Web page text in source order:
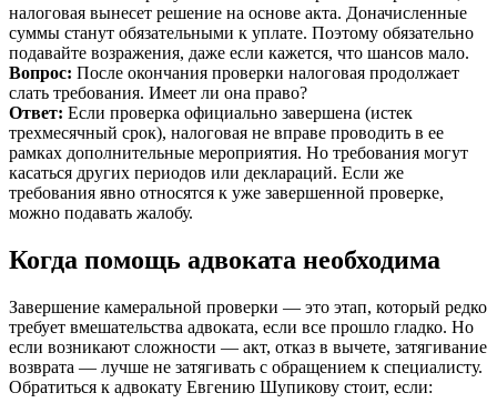
налоговая вынесет решение на основе акта. Доначисленные
суммы станут обязательными к уплате. Поэтому обязательно
подавайте возражения, даже если кажется, что шансов мало.
Вопрос: После окончания проверки налоговая продолжает
слать требования. Имеет ли она право?
Ответ: Если проверка официально завершена (истек
трехмесячный срок), налоговая не вправе проводить в ее
рамках дополнительные мероприятия. Но требования могут
касаться других периодов или деклараций. Если же
требования явно относятся к уже завершенной проверке,
можно подавать жалобу.
Когда помощь адвоката необходима
Завершение камеральной проверки — это этап, который редко
требует вмешательства адвоката, если все прошло гладко. Но
если возникают сложности — акт, отказ в вычете, затягивание
возврата — лучше не затягивать с обращением к специалисту.
Обратиться к адвокату Евгению Шупикову стоит, если: